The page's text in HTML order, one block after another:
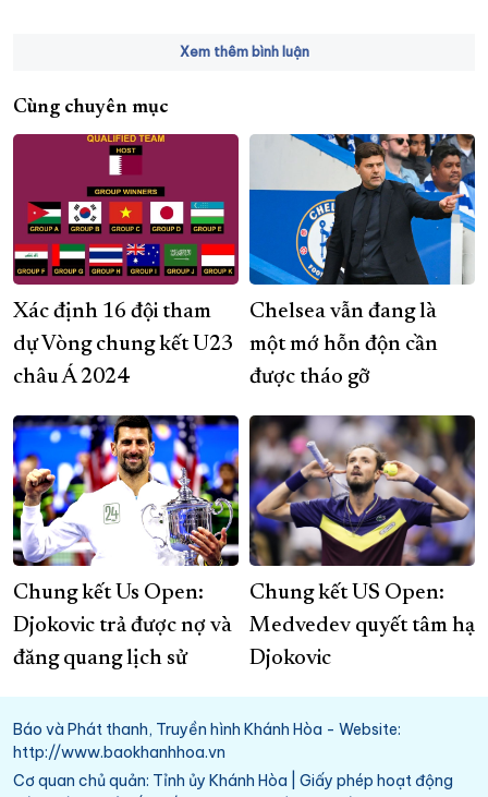
Xem thêm bình luận
Cùng chuyên mục
Xác định 16 đội tham
dự Vòng chung kết U23
châu Á 2024
Chelsea vẫn đang là
một mớ hỗn độn cần
được tháo gỡ
Chung kết Us Open:
Djokovic trả được nợ và
đăng quang lịch sử
Chung kết US Open:
Medvedev quyết tâm hạ
Djokovic
Báo và Phát thanh, Truyền hình Khánh Hòa - Website:
http://www.baokhanhhoa.vn
Cơ quan chủ quản: Tỉnh ủy Khánh Hòa | Giấy phép hoạt động